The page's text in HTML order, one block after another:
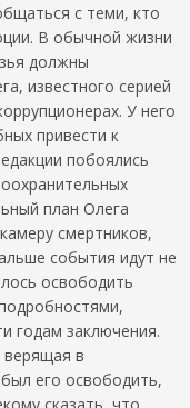
с теми, кто
В обычной жизни
должны
известного серией
У него
привести к
побоялись
план Олега
смертников,
события идут не
освободить
годам заключения.
в
его освободить,
сказать, что